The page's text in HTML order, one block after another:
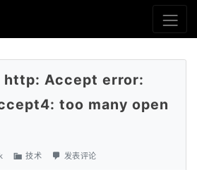
http: Accept error:
too many open
技术 发表评论